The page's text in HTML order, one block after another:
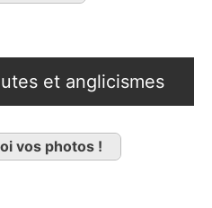
et anglicismes
vos photos !